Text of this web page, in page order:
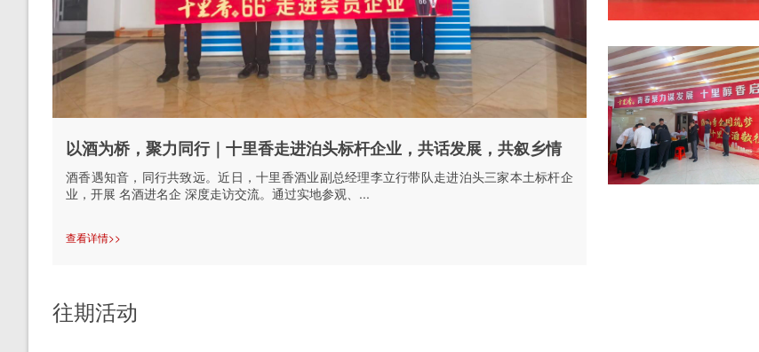
以酒为桥，聚力同行｜十里香走进泊头标杆企业，共话发展，共叙乡情
酒香遇知音，同行共致远。近日，十里香酒业副总经理李立行带队走进泊头三家本土标杆企
业，开展 名酒进名企 深度走访交流。通过实地参观、...
查看详情>>
往期活动